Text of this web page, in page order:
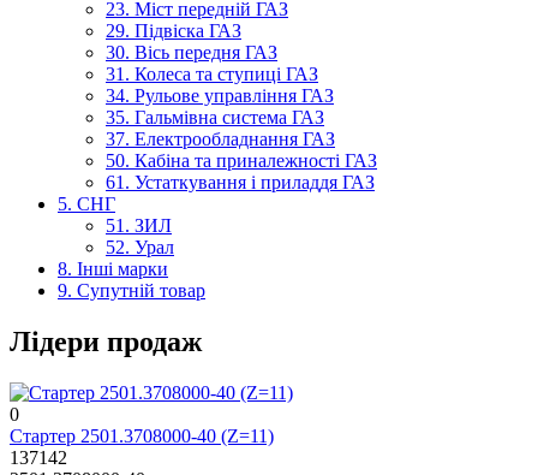
23. Міст передній ГАЗ
29. Підвіска ГАЗ
30. Вісь передня ГАЗ
31. Колеса та ступиці ГАЗ
34. Рульове управління ГАЗ
35. Гальмівна система ГАЗ
37. Електрообладнання ГАЗ
50. Кабіна та приналежності ГАЗ
61. Устаткування і приладдя ГАЗ
5. СНГ
51. ЗИЛ
52. Урал
8. Інші марки
9. Супутній товар
Лідери продаж
0
Стартер 2501.3708000-40 (Z=11)
137142